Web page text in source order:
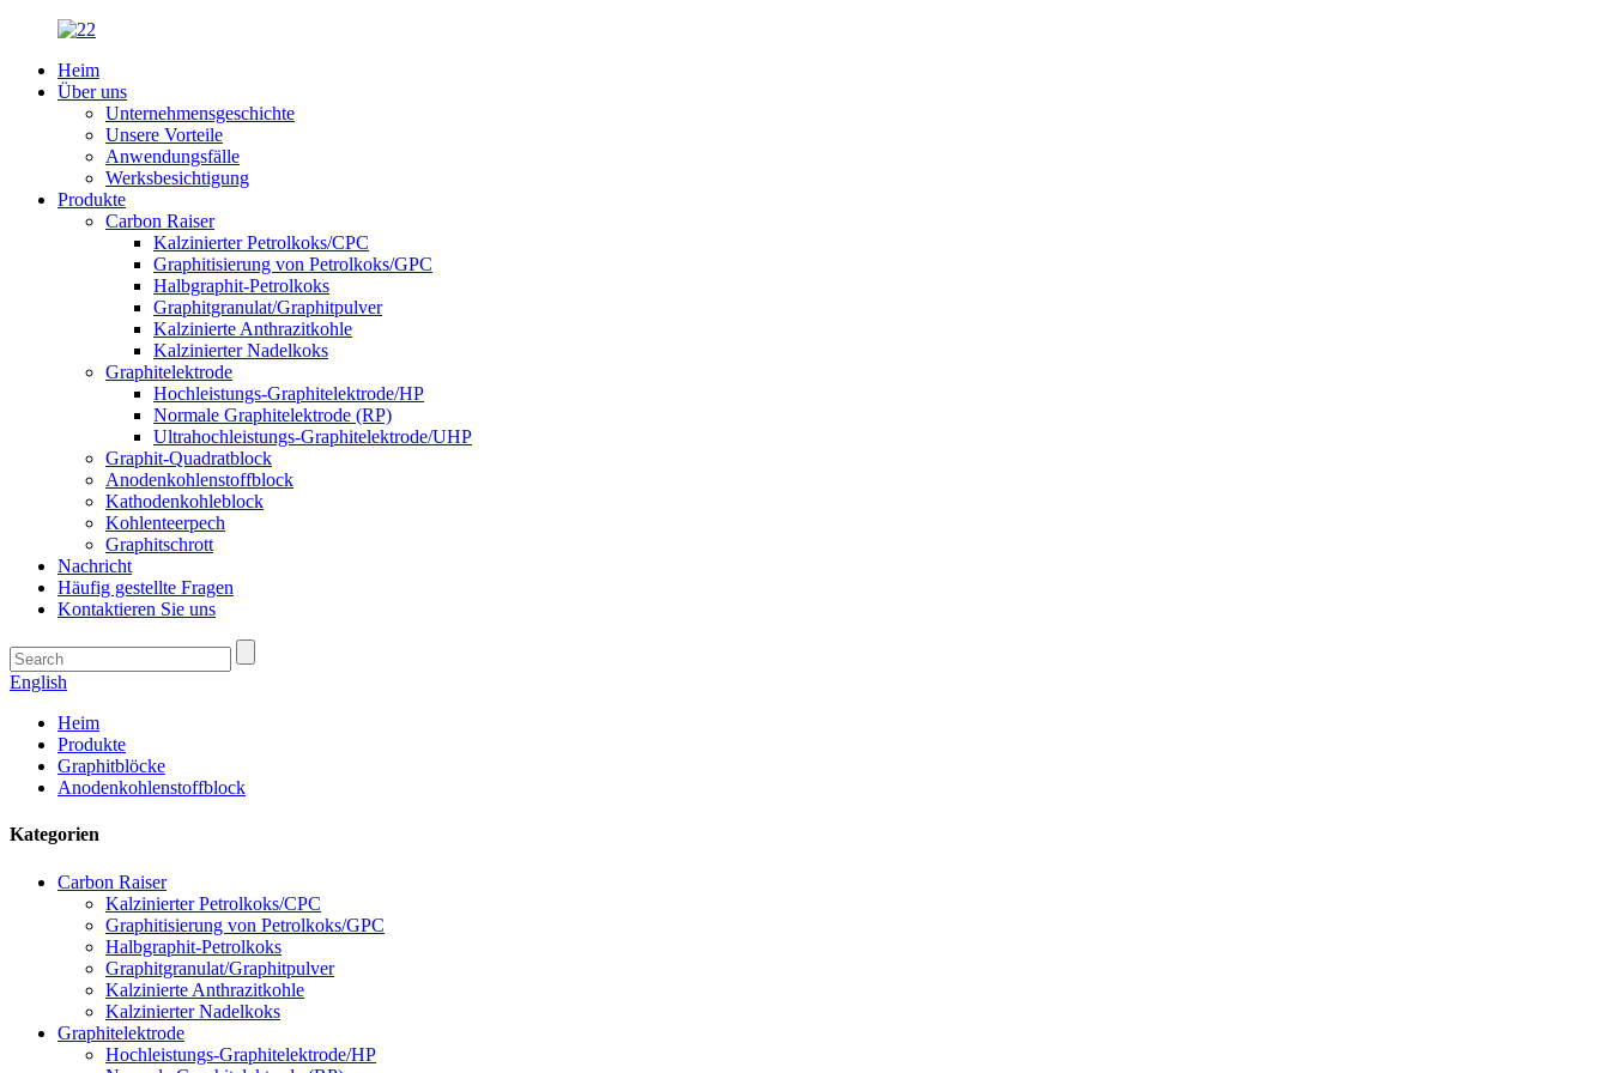
Heim
Über uns
Unternehmensgeschichte
Unsere Vorteile
Anwendungsfälle
Werksbesichtigung
Produkte
Carbon Raiser
Kalzinierter Petrolkoks/CPC
Graphitisierung von Petrolkoks/GPC
Halbgraphit-Petrolkoks
Graphitgranulat/Graphitpulver
Kalzinierte Anthrazitkohle
Kalzinierter Nadelkoks
Graphitelektrode
Hochleistungs-Graphitelektrode/HP
Normale Graphitelektrode (RP)
Ultrahochleistungs-Graphitelektrode/UHP
Graphit-Quadratblock
Anodenkohlenstoffblock
Kathodenkohleblock
Kohlenteerpech
Graphitschrott
Nachricht
Häufig gestellte Fragen
Kontaktieren Sie uns
English
Heim
Produkte
Graphitblöcke
Anodenkohlenstoffblock
Kategorien
Carbon Raiser
Kalzinierter Petrolkoks/CPC
Graphitisierung von Petrolkoks/GPC
Halbgraphit-Petrolkoks
Graphitgranulat/Graphitpulver
Kalzinierte Anthrazitkohle
Kalzinierter Nadelkoks
Graphitelektrode
Hochleistungs-Graphitelektrode/HP